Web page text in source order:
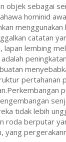
objek sebagai
hominid
catatan
lapan lembing
pertahanan
tidak lebih
roda berputar
yang